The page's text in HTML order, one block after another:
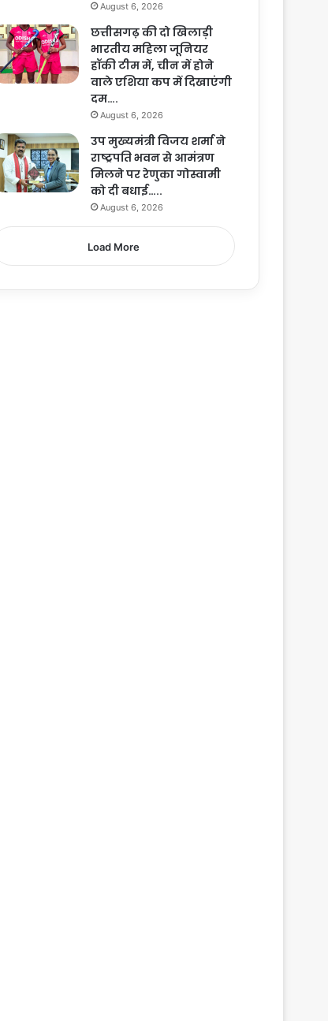
August 6, 2026
छत्तीसगढ़ की दो खिलाड़ी
भारतीय महिला जूनियर
हॉकी टीम में, चीन में होने
वाले एशिया कप में दिखाएंगी
दम….
August 6, 2026
उप मुख्यमंत्री विजय शर्मा ने
राष्ट्रपति भवन से आमंत्रण
मिलने पर रेणुका गोस्वामी
को दी बधाई…..
August 6, 2026
Load More